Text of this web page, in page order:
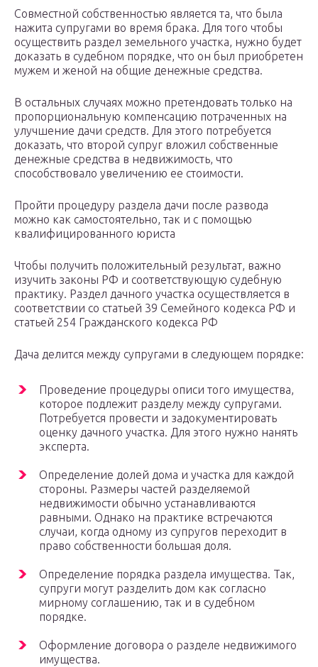
Совместной собственностью является та, что была
нажита супругами во время брака. Для того чтобы
осуществить раздел земельного участка, нужно будет
доказать в судебном порядке, что он был приобретен
мужем и женой на общие денежные средства.
В остальных случаях можно претендовать только на
пропорциональную компенсацию потраченных на
улучшение дачи средств. Для этого потребуется
доказать, что второй супруг вложил собственные
денежные средства в недвижимость, что
способствовало увеличению ее стоимости.
Пройти процедуру раздела дачи после развода
можно как самостоятельно, так и с помощью
квалифицированного юриста
Чтобы получить положительный результат, важно
изучить законы РФ и соответствующую судебную
практику. Раздел дачного участка осуществляется в
соответствии со статьей 39 Семейного кодекса РФ и
статьей 254 Гражданского кодекса РФ
Дача делится между супругами в следующем порядке:
Проведение процедуры описи того имущества,
которое подлежит разделу между супругами.
Потребуется провести и задокументировать
оценку дачного участка. Для этого нужно нанять
эксперта.
Определение долей дома и участка для каждой
стороны. Размеры частей разделяемой
недвижимости обычно устанавливаются
равными. Однако на практике встречаются
случаи, когда одному из супругов переходит в
право собственности большая доля.
Определение порядка раздела имущества. Так,
супруги могут разделить дом как согласно
мирному соглашению, так и в судебном
порядке.
Оформление договора о разделе недвижимого
имущества.